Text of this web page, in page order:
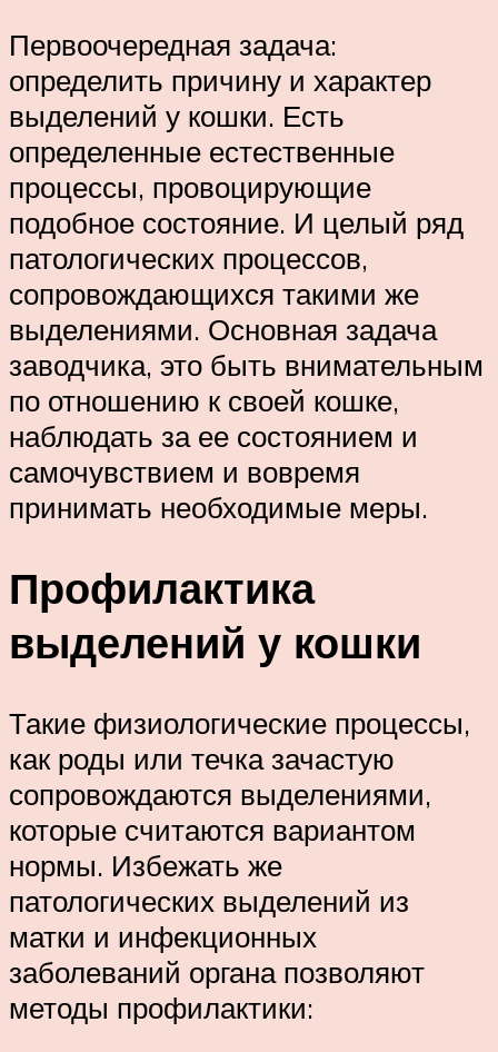
Первоочередная задача:
определить причину и характер
выделений у кошки. Есть
определенные естественные
процессы, провоцирующие
подобное состояние. И целый ряд
патологических процессов,
сопровождающихся такими же
выделениями. Основная задача
заводчика, это быть внимательным
по отношению к своей кошке,
наблюдать за ее состоянием и
самочувствием и вовремя
принимать необходимые меры.
Профилактика
выделений у кошки
Такие физиологические процессы,
как роды или течка зачастую
сопровождаются выделениями,
которые считаются вариантом
нормы. Избежать же
патологических выделений из
матки и инфекционных
заболеваний органа позволяют
методы профилактики: